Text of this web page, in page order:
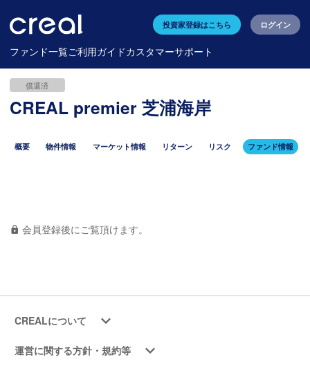
投資家登録はこちら ログイン
ファンド一覧ご利用ガイドカスタマーサポート
償還済
CREAL premier 芝浦海岸
概要 物件情報 マーケット情報 リターン リスク ファンド情報
会員登録後にご覧頂けます。
CREALについて
運営に関する方針・規約等